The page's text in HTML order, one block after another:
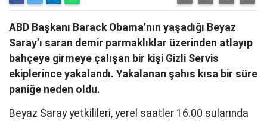
ABD Başkanı Barack Obama’nın yaşadığı Beyaz
Saray’ı saran demir parmaklıklar üzerinden atlayıp
bahçeye girmeye çalışan bir kişi Gizli Servis
ekiplerince yakalandı. Yakalanan şahıs kısa bir süre
paniğe neden oldu.
Beyaz Saray yetkilileri, yerel saatler 16.00 sularında